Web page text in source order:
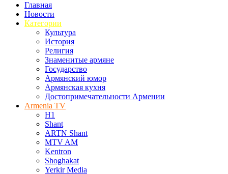
Главная
Новости
Категории
Культура
История
Религия
Знаменитые армяне
Государство
Армянский юмор
Армянская кухня
Достопримечательности Армении
Armenia TV
H1
Shant
ARTN Shant
MTV AM
Kentron
Shoghakat
Yerkir Media